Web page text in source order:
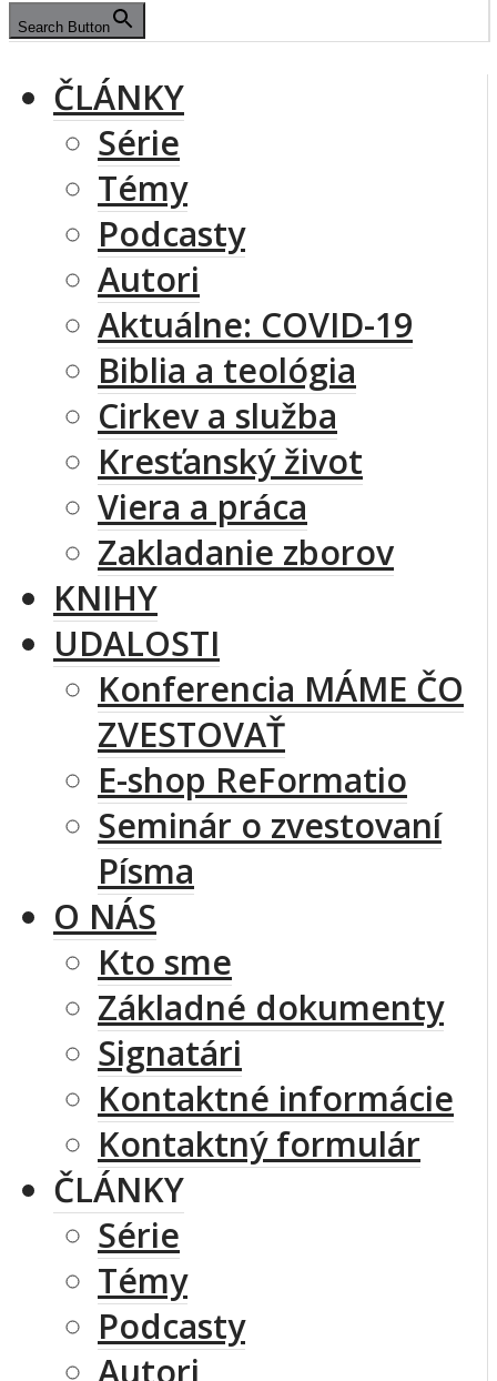
Search Button
ČLÁNKY
Série
Témy
Podcasty
Autori
Aktuálne: COVID-19
Biblia a teológia
Cirkev a služba
Kresťanský život
Viera a práca
Zakladanie zborov
KNIHY
UDALOSTI
Konferencia MÁME ČO
ZVESTOVAŤ
E-shop ReFormatio
Seminár o zvestovaní
Písma
O NÁS
Kto sme
Základné dokumenty
Signatári
Kontaktné informácie
Kontaktný formulár
ČLÁNKY
Série
Témy
Podcasty